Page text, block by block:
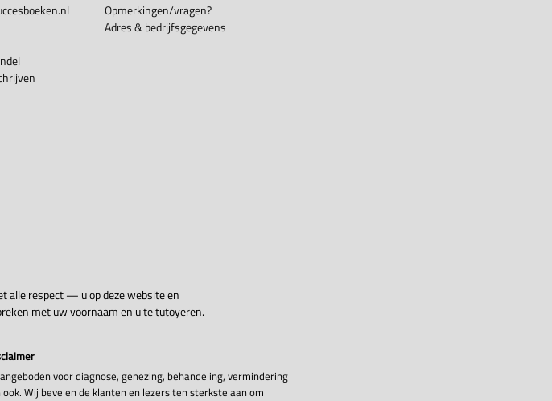
Opmerkingen/vragen?
Adres & bedrijfsgegevens
alle respect — u op deze website en
met uw voornaam en u te tutoyeren.
voor diagnose, genezing, behandeling, vermindering
Wij bevelen de klanten en lezers ten sterkste aan om